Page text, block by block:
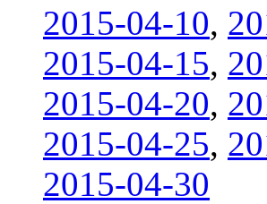
2015-04-10,
2015-04-15,
2015-04-20,
2015-04-25,
2015-04-30